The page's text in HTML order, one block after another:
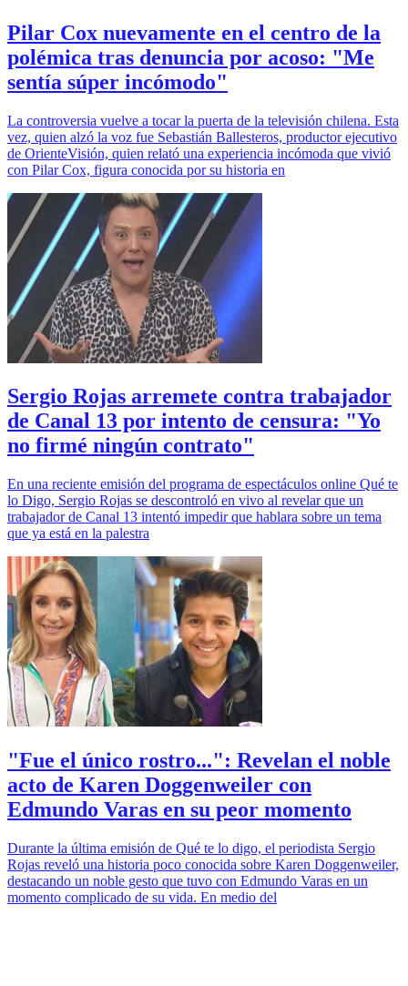
Pilar Cox nuevamente en el centro de la
polémica tras denuncia por acoso: "Me
sentía súper incómodo"
La controversia vuelve a tocar la puerta de la televisión chilena. Esta
vez, quien alzó la voz fue Sebastián Ballesteros, productor ejecutivo
de OrienteVisión, quien relató una experiencia incómoda que vivió
con Pilar Cox, figura conocida por su historia en
Sergio Rojas arremete contra trabajador
de Canal 13 por intento de censura: "Yo
no firmé ningún contrato"
En una reciente emisión del programa de espectáculos online Qué te
lo Digo, Sergio Rojas se descontroló en vivo al revelar que un
trabajador de Canal 13 intentó impedir que hablara sobre un tema
que ya está en la palestra
"Fue el único rostro...": Revelan el noble
acto de Karen Doggenweiler con
Edmundo Varas en su peor momento
Durante la última emisión de Qué te lo digo, el periodista Sergio
Rojas reveló una historia poco conocida sobre Karen Doggenweiler,
destacando un noble gesto que tuvo con Edmundo Varas en un
momento complicado de su vida. En medio del